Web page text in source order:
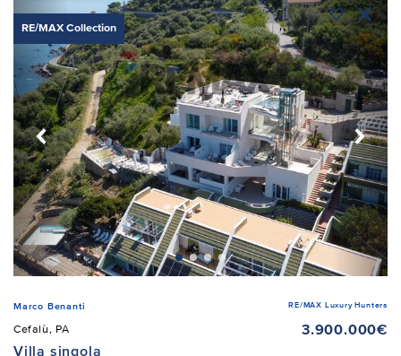
RE/MAX Collection
Marco Benanti RE/MAX Luxury Hunters
Cefalù, PA
3.900.000€
Villa singola